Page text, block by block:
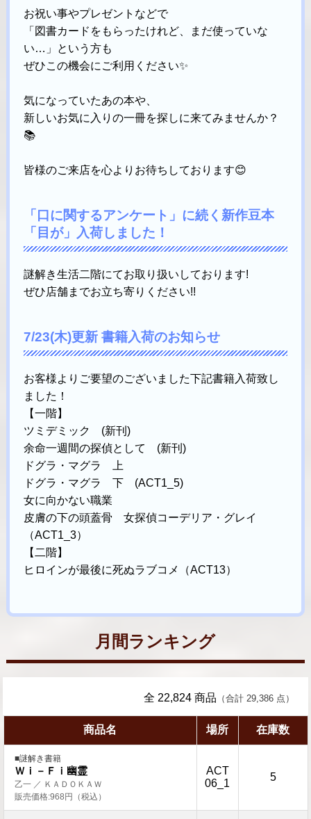
お祝い事やプレゼントなどで
「図書カードをもらったけれど、まだ使っていな
い…」という方も
ぜひこの機会にご利用ください✨
気になっていたあの本や、
新しいお気に入りの一冊を探しに来てみませんか？
📚
皆様のご来店を心よりお待ちしております😊
「口に関するアンケート」に続く新作豆本
「目が」入荷しました！
謎解き生活二階にてお取り扱いしております!
ぜひ店舗までお立ち寄りください!!
7/23(木)更新 書籍入荷のお知らせ
お客様よりご要望のございました下記書籍入荷致し
ました！
【一階】
ツミデミック (新刊)
余命一週間の探偵として (新刊)
ドグラ・マグラ 上
ドグラ・マグラ 下 (ACT1_5)
女に向かない職業
皮膚の下の頭蓋骨 女探偵コーデリア・グレイ
（ACT1_3）
【二階】
ヒロインが最後に死ぬラブコメ（ACT13）
月間ランキング
全 22,824 商品 （合計 29,386 点）
商品名 場所 在庫数
■謎解き書籍
Ｗｉ－Ｆｉ幽霊
乙一 ／ ＫＡＤＯＫＡＷ
販売価格:968円（税込）
ACT
06_1
5